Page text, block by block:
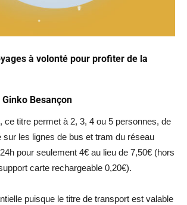
à volonté pour profiter de la
Ginko Besançon
ce titre permet à 2, 3, 4 ou 5 personnes, de
sur les lignes de bus et tram du réseau
pour seulement 4€ au lieu de 7,50€ (hors
carte rechargeable 0,20€).
puisque le titre de transport est valable